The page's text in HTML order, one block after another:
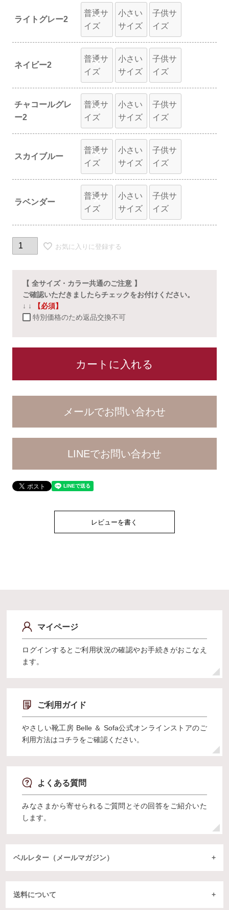
ライトグレー2
普通サ
イズ
×
小さい
サイズ
×
子供サ
イズ
ネイビー2
普通サ
イズ
×
小さい
サイズ
子供サ
イズ
チャコールグレ
ー2
普通サ
イズ
×
小さい
サイズ
子供サ
イズ
スカイブルー
普通サ
イズ
×
小さい
サイズ
子供サ
イズ
ラベンダー
普通サ
イズ
×
小さい
サイズ
子供サ
イズ
お気に入りに登録する
カートに入れる
【 全サイズ・カラー共通のご注意 】
ご確認いただきましたらチェックをお付けください。
↓ ↓
【必須】
特別価格のため返品交換不可
LINEでお問い合わせ
レビューを書く
マイページ
ログインするとご利用状況の確認やお手続きがおこなえ
ます。
ご利用ガイド
やさしい靴工房 Belle ＆ Sofa公式オンラインストアのご
利用方法はコチラをご確認ください。
よくある質問
みなさまから寄せられるご質問とその回答をご紹介いた
します。
ベルレター（メールマガジン）
送料について